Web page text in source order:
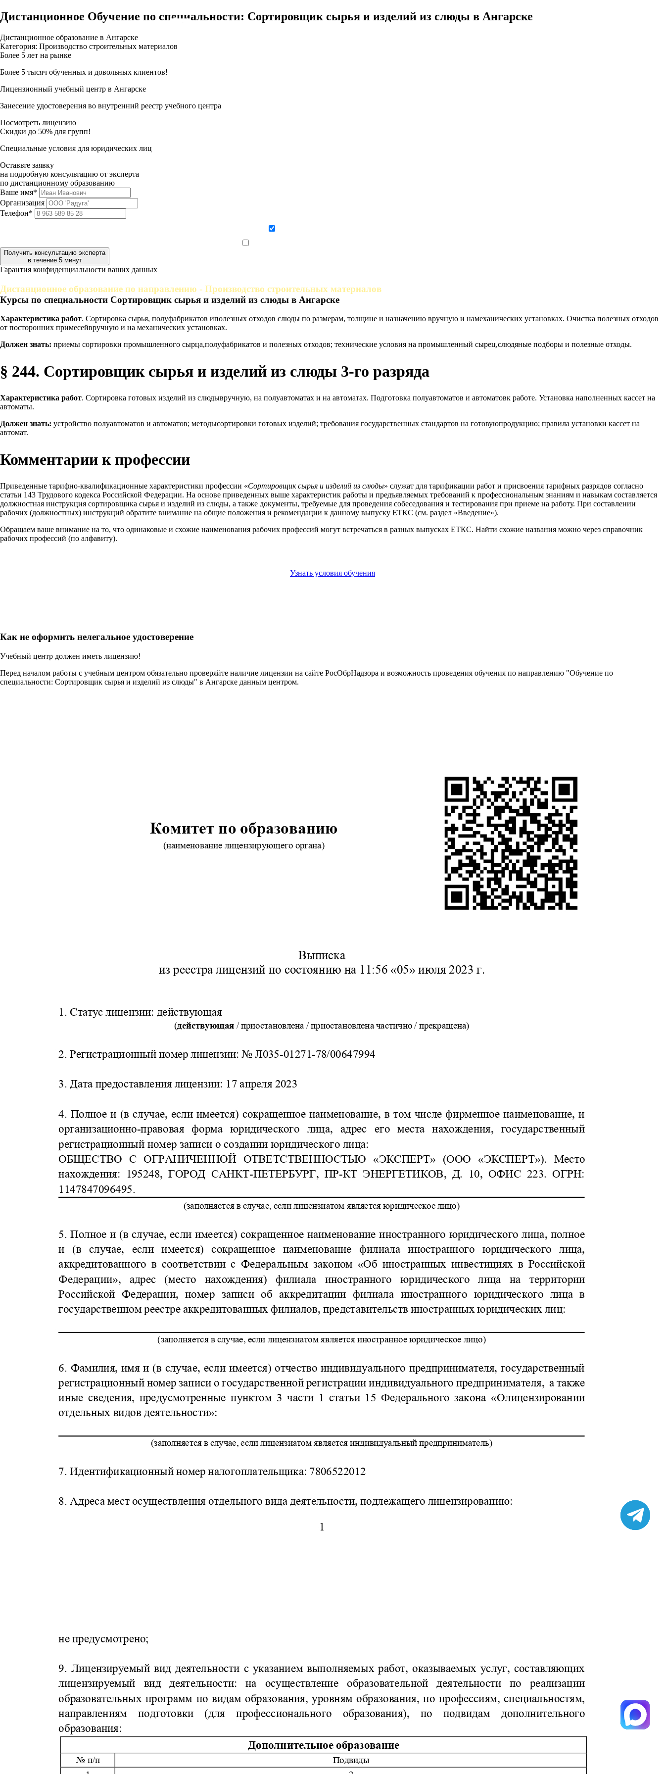
Дистанционное Обучение по специальности: Сортировщик сырья и изделий из слюды в Ангарске
Дистанционное образование в Ангарске
Категория: Производство строительных материалов
Более 5 лет на рынке
Более 5 тысяч обученных и довольных клиентов!
Лицензионный учебный центр в Ангарске
Занесение удостоверения во внутренний реестр учебного центра
Посмотреть лицензию
Скидки до 50% для групп!
Специальные условия для юридических лиц
Оставьте заявку
на подробную консультацию от эксперта
по дистанционному образованию
Ваше имя*
Организация
Телефон*
Получить консультацию эксперта
в течение 5 минут
Гарантия конфиденциальности ваших данных
Дистанционное образование по направлению - Производство строительных материалов
Курсы по специальности Сортировщик сырья и изделий из слюды в Ангарске
Характеристика работ. Сортировка сырья, полуфабрикатов иполезных отходов слюды по размерам, толщине и назначению вручную и намеханических установках. Очистка полезных отходов
от посторонних примесейвручную и на механических установках.
Должен знать: приемы сортировки промышленного сырца,полуфабрикатов и полезных отходов; технические условия на промышленный сырец,слюдяные подборы и полезные отходы.
§ 244. Сортировщик сырья и изделий из слюды 3-го разряда
Характеристика работ. Сортировка готовых изделий из слюдывручную, на полуавтоматах и на автоматах. Подготовка полуавтоматов и автоматовк работе. Установка наполненных кассет на
автоматы.
Должен знать: устройство полуавтоматов и автоматов; методысортировки готовых изделий; требования государственных стандартов на готовуюпродукцию; правила установки кассет на
автомат.
Комментарии к профессии
Приведенные тарифно-квалификационные характеристики профессии «Сортировщик сырья и изделий из слюды» служат для тарификации работ и присвоения тарифных разрядов согласно
статьи 143 Трудового кодекса Российской Федерации. На основе приведенных выше характеристик работы и предъявляемых требований к профессиональным знаниям и навыкам составляется
должностная инструкция сортировщика сырья и изделий из слюды, а также документы, требуемые для проведения собеседования и тестирования при приеме на работу. При составлении
рабочих (должностных) инструкций обратите внимание на общие положения и рекомендации к данному выпуску ЕТКС (см. раздел «Введение»).
Обращаем ваше внимание на то, что одинаковые и схожие наименования рабочих профессий могут встречаться в разных выпусках ЕТКС. Найти схожие названия можно через справочник
рабочих профессий (по алфавиту).
Узнать условия обучения
Как не оформить нелегальное удостоверение
Учебный центр должен иметь лицензию!
Перед началом работы с учебным центром обязательно проверяйте наличие лицензии на сайте РосОбрНадзора и возможность проведения обучения по направлению "Обучение по
специальности: Сортировщик сырья и изделий из слюды" в Ангарске данным центром.